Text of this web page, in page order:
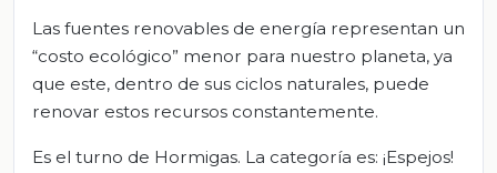
Las fuentes renovables de energía representan un
“costo ecológico” menor para nuestro planeta, ya
que este, dentro de sus ciclos naturales, puede
renovar estos recursos constantemente.
Es el turno de Hormigas. La categoría es: ¡Espejos!